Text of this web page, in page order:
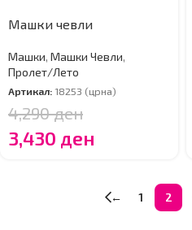
Машки чевли
Машки, Машки Чевли,
Пролет/Лето
Артикал: 18253 (црна)
4,290ден
3,430 ден
← 1 2